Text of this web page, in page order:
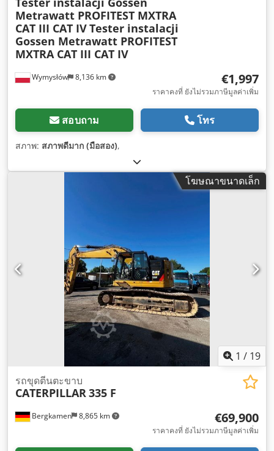
Wymysłów 8,136 km
Metrawatt PROFITEST MXTRA
CAT III CAT IVTester instalacji
Gossen Metrawatt PROFITEST
MXTRA CAT III CAT IV
€1,997
ราคาคงที่ ยังไม่รวมภาษีมูลค่าเพิ่ม
สอบถาม โทร
สภาพ: สภาพดีมาก (มือสอง),
โฆษณาขนาดเล็ก
1 / 19
Bergkamen 8,865 km
รถขุดตีนตะขาบ
CATERPILLAR335 F
€69,900
ราคาคงที่ ยังไม่รวมภาษีมูลค่าเพิ่ม